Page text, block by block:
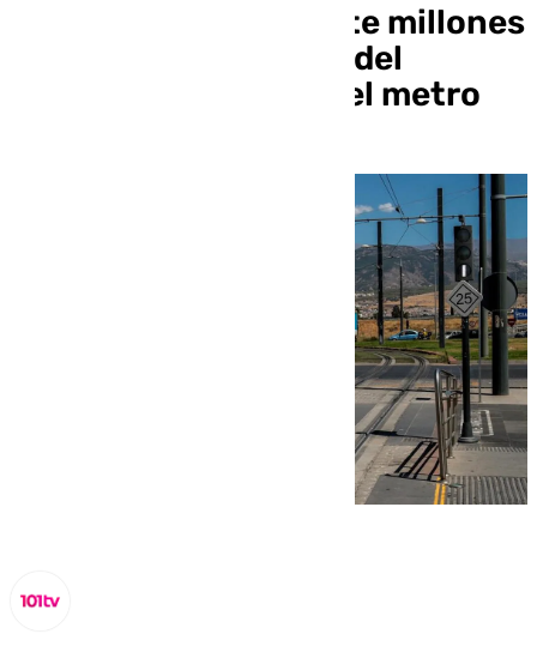
La Junta invierte siete millones
en el mantenimiento del
sistema de energía del metro